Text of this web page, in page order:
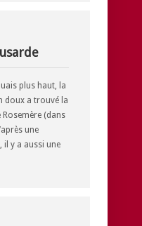
plus haut, la
doux a trouvé la
Rosemère (dans
une
, il y a aussi une